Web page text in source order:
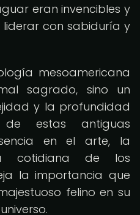
eran invencibles y
con sabiduría y
mesoamericana
sagrado, sino un
y la profundidad
estas antiguas
en el arte, la
cotidiana de los
la importancia que
felino en su